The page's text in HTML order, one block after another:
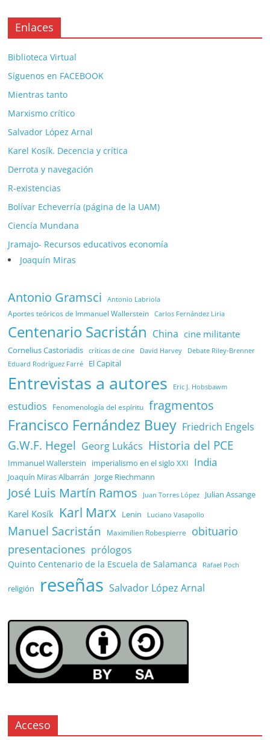
Enlaces
Biblioteca Virtual
Síguenos en FACEBOOK
Mientras tanto
Marxismo crítico
Salvador López Arnal
Karel Kosík. Decencia y crítica
Derrota y navegación
R-existencias
Bolívar Echeverría (página de la UAM)
Ciencía Mundana
Jramajo- Recursos educativos economía
Joaquín Miras
Antonio Gramsci Antonio Labriola
Aportes teóricos de Immanuel Wallerstein Carlos Fernández Liria
Centenario Sacristán China cine militante
Cornelius Castoriadis críticas de cine David Harvey Debate Riley-Brenner
Eduard Rodríguez Farré El Capital
Entrevistas a autores Eric J. Hobsbawm
estudios Fenomenología del espíritu fragmentos
Francisco Fernández Buey Friedrich Engels
G.W.F. Hegel Georg Lukács Historia del PCE
Immanuel Wallerstein imperialismo en el siglo XXI India
Joaquín Miras Albarrán Jorge Riechmann
José Luis Martín Ramos Juan Torres López Julian Assange
Karel Kosík Karl Marx Lenin Luciano Vasapollo
Manuel Sacristán Maximilien Robespierre
obituario
presentaciones prólogos
Quinto Centenario de la Escuela de Salamanca Rafael Poch
religión reseñas Salvador López Arnal
Acceso